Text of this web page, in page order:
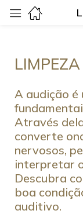
A audição é
Através
converte
nervosos,
interpretar
Descubra
boa
auditivo.